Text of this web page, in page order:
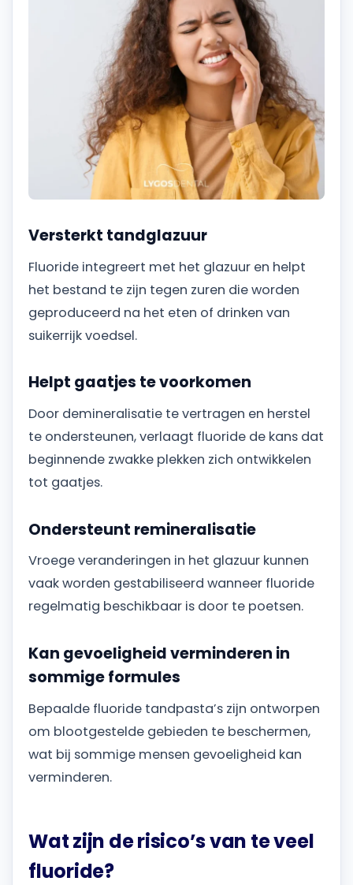
Versterkt tandglazuur
Fluoride integreert met het glazuur en helpt
het bestand te zijn tegen zuren die worden
geproduceerd na het eten of drinken van
suikerrijk voedsel.
Helpt gaatjes te voorkomen
Door demineralisatie te vertragen en herstel
te ondersteunen, verlaagt fluoride de kans dat
beginnende zwakke plekken zich ontwikkelen
tot gaatjes.
Ondersteunt remineralisatie
Vroege veranderingen in het glazuur kunnen
vaak worden gestabiliseerd wanneer fluoride
regelmatig beschikbaar is door te poetsen.
Kan gevoeligheid verminderen in
sommige formules
Bepaalde fluoride tandpasta’s zijn ontworpen
om blootgestelde gebieden te beschermen,
wat bij sommige mensen gevoeligheid kan
verminderen.
Wat zijn de risico’s van te veel
fluoride?